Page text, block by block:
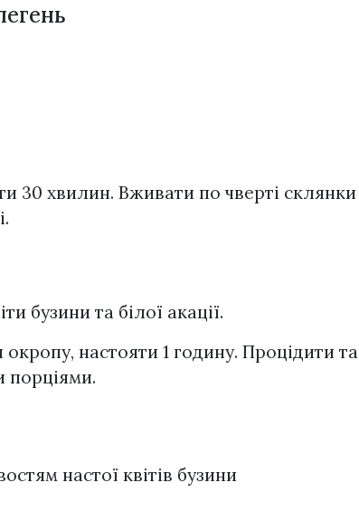
30 хвилин. Вживати по чверті склянки
бузини та білої акації.
настояти 1 годину. Процідити та
порціями.
настої квітів бузини